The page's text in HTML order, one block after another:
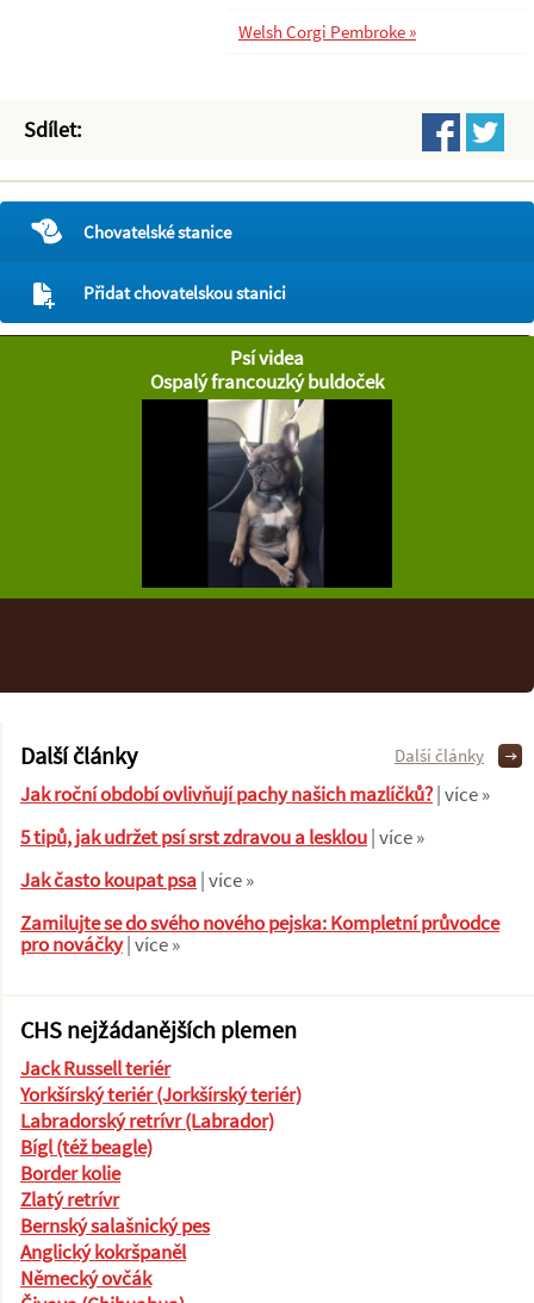
Welsh Corgi Pembroke »
Sdílet:
Chovatelské stanice
Přidat chovatelskou stanici
Psí videa
Ospalý francouzký buldoček
Další články
Jak roční období ovlivňují pachy našich mazlíčků?| více »
5 tipů, jak udržet psí srst zdravou a lesklou| více »
Jak často koupat psa| více »
Zamilujte se do svého nového pejska: Kompletní průvodce
pro nováčky| více »
Další články
CHS nejžádanějších plemen
Jack Russell teriér
Yorkšírský teriér (Jorkšírský teriér)
Labradorský retrívr (Labrador)
Bígl (též beagle)
Border kolie
Zlatý retrívr
Bernský salašnický pes
Anglický kokršpaněl
Německý ovčák